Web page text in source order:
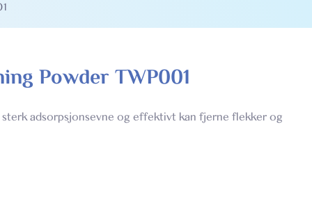
Powder TWP001
adsorpsjonsevne og effektivt kan fjerne flekker og